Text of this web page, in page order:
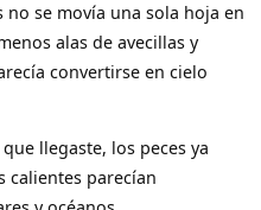
se movía una sola hoja en
alas de avecillas y
convertirse en cielo
llegaste, los peces ya
calientes parecían